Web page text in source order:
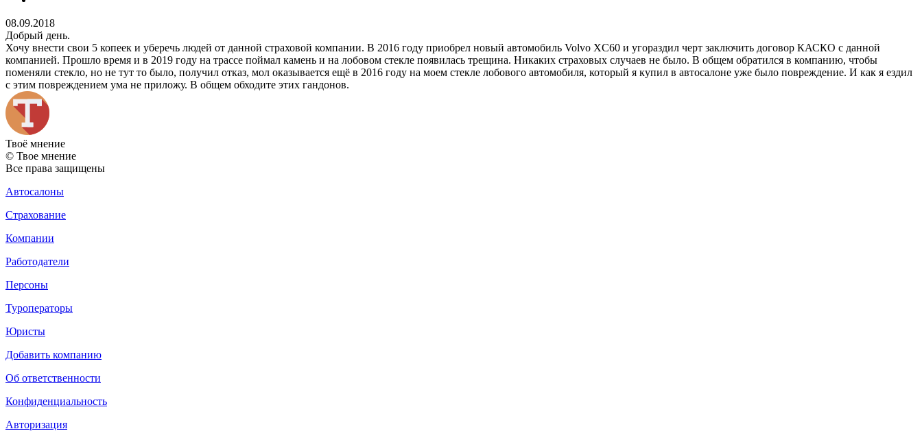
08.09.2018
Добрый день.
Хочу внести свои 5 копеек и уберечь людей от данной страховой компании. В 2016 году приобрел новый автомобиль Volvo XC60 и угораздил черт заключить договор КАСКО с данной
компанией. Прошло время и в 2019 году на трассе поймал камень и на лобовом стекле появилась трещина. Никаких страховых случаев не было. В общем обратился в компанию, чтобы
поменяли стекло, но не тут то было, получил отказ, мол оказывается ещё в 2016 году на моем стекле лобового автомобиля, который я купил в автосалоне уже было повреждение. И как я ездил
с этим повреждением ума не приложу. В общем обходите этих гандонов.
Твоё мнение
© Твое мнение
Все права защищены
Автосалоны
Страхование
Компании
Работодатели
Персоны
Туроператоры
Юристы
Добавить компанию
Об ответственности
Конфиденциальность
Авторизация